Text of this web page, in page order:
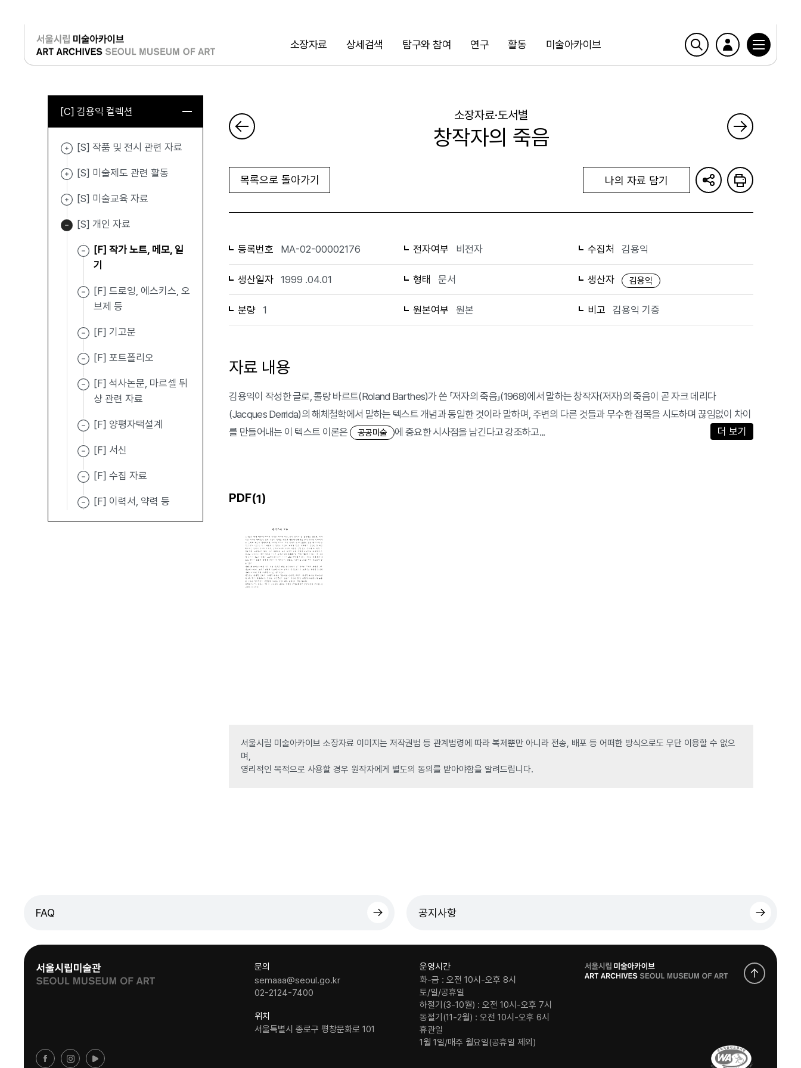
소장자료 상세검색 탐구와 참여 연구 활동 미술아카이브
검색
로그인
[C] 김용익 컬렉션
[S] 작품 및 전시 관련 자료
[S] 미술제도 관련 활동
[S] 미술교육 자료
[S] 개인 자료
[F] 작가 노트, 메모, 일
기
[F] 드로잉, 에스키스, 오
브제 등
[F] 기고문
[F] 포트폴리오
[F] 석사논문, 마르셀 뒤
샹 관련 자료
[F] 양평자택설계
[F] 서신
[F] 수집 자료
[F] 이력서, 약력 등
소장자료·도서별
창작자의 죽음
목록으로 돌아가기 나의 자료 담기
등록번호 MA-02-00002176 전자여부 비전자 수집처 김용익
생산일자 1999 .04.01 형태 문서 생산자 김용익
분량 1 원본여부 원본 비고 김용익 기증
자료 내용
김용익이 작성한 글로, 롤랑 바르트(Roland Barthes)가 쓴 「저자의 죽음」(1968)에서 말하는 창작자(저자)의 죽음이 곧 자크 데리다
(Jacques Derrida)의 해체철학에서 말하는 텍스트 개념과 동일한 것이라 말하며, 주변의 다른 것들과 무수한 접목을 시도하며 끊임없이 차이
를 만들어내는 이 텍스트 이론은
공공미술 에 중요한 시사점을 남긴다고 강조하고... 더 보기
PDF(1)
서울시립 미술아카이브 소장자료 이미지는 저작권법 등 관계법령에 따라 복제뿐만 아니라 전송, 배포 등 어떠한 방식으로도 무단 이용할 수 없으
며,
영리적인 목적으로 사용할 경우 원작자에게 별도의 동의를 받아야함을 알려드립니다.
FAQ 공지사항
문의
semaaa@seoul.go.kr
02-2124-7400
위치
서울특별시 종로구 평창문화로 101
운영시간
화-금 : 오전 10시-오후 8시
토/일/공휴일
하절기(3-10월) : 오전 10시-오후 7시
동절기(11-2월) : 오전 10시-오후 6시
휴관일
1월 1일/매주 월요일(공휴일 제외)
로
고